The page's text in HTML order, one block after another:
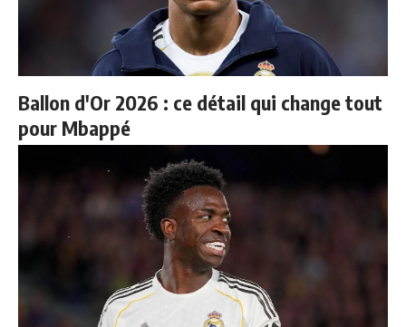
Ballon d'Or 2026 : ce détail qui change tout
pour Mbappé